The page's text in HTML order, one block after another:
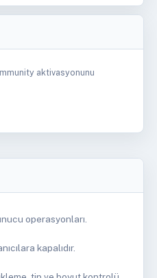
aktivasyonunu
operasyonları.
kapalıdır.